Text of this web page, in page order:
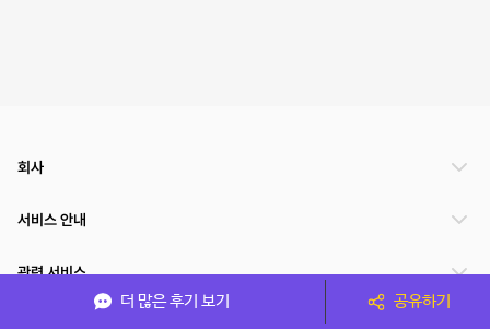
더 많은 후기 보기 공유하기
회사
서비스 안내
관련 서비스